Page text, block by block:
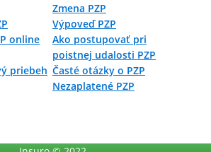
online
priebeh
Zmena PZP
Výpoveď PZP
Ako postupovať pri
poistnej udalosti PZP
Časté otázky o PZP
Nezaplatené PZP